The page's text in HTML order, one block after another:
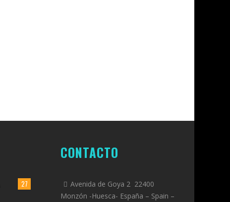
27
CONTACTO
Avenida de Goya 2 22400
Monzón -Huesca- España – Spain –